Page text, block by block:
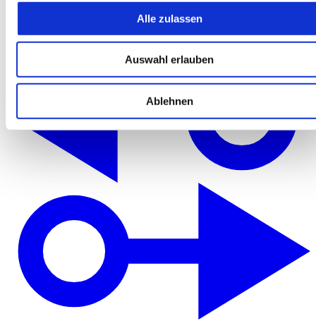
Alle zulassen
Auswahl erlauben
Ablehnen
Merken